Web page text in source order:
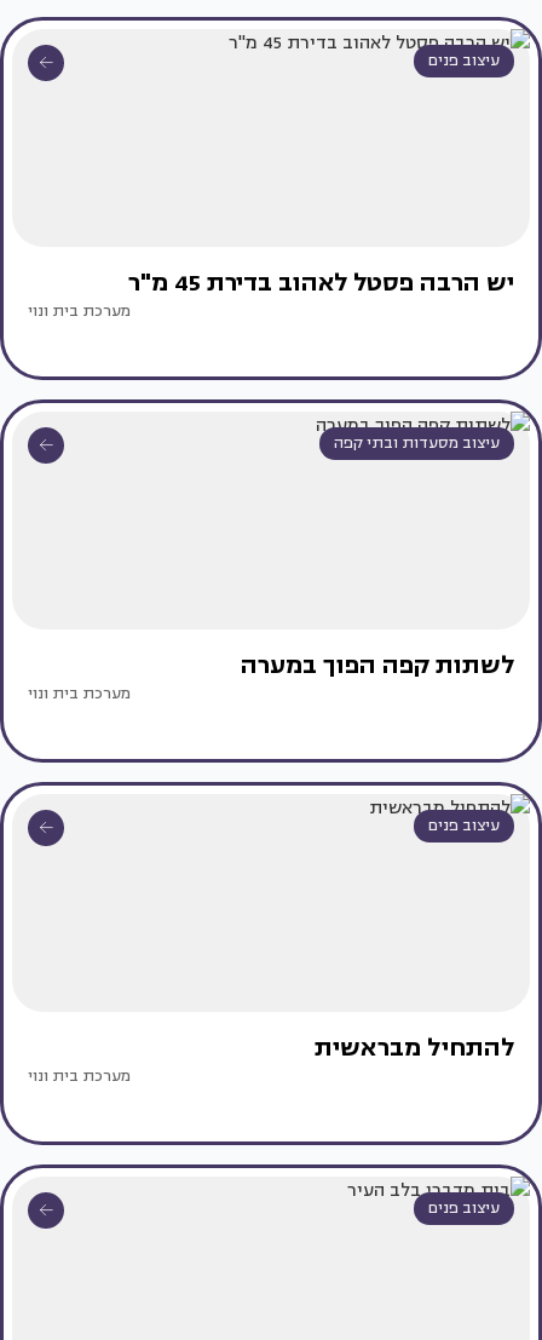
עיצוב פנים
יש הרבה פסטל לאהוב בדירת 45 מ"ר
מערכת בית ונוי
עיצוב מסעדות ובתי קפה
לשתות קפה הפוך במערה
מערכת בית ונוי
עיצוב פנים
להתחיל מבראשית
מערכת בית ונוי
עיצוב פנים